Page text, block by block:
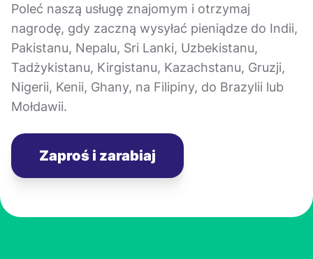
Poleć naszą usługę znajomym i otrzymaj
nagrodę, gdy zaczną wysyłać pieniądze do Indii,
Pakistanu, Nepalu, Sri Lanki, Uzbekistanu,
Tadżykistanu, Kirgistanu, Kazachstanu, Gruzji,
Nigerii, Kenii, Ghany, na Filipiny, do Brazylii lub
Mołdawii.
Zaproś i zarabiaj